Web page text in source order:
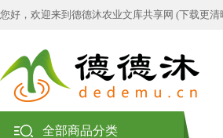
您好，欢迎来到德德沐农业文库共享网 (下载更
全部商品分类